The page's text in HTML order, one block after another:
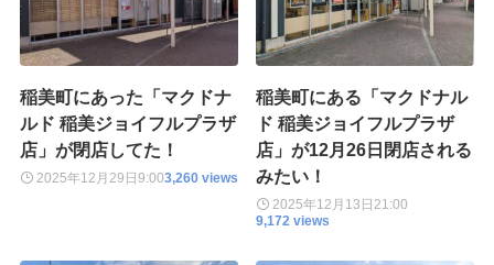
稲美町にあった「マクドナ
ルド 稲美ジョイフルプラザ
店」が閉店してた！
2025年12月29日 9:003,260 views
稲美町にある「マクドナル
ド 稲美ジョイフルプラザ
店」が12月26日閉店される
みたい！
2025年12月13日21:00
9,172 views